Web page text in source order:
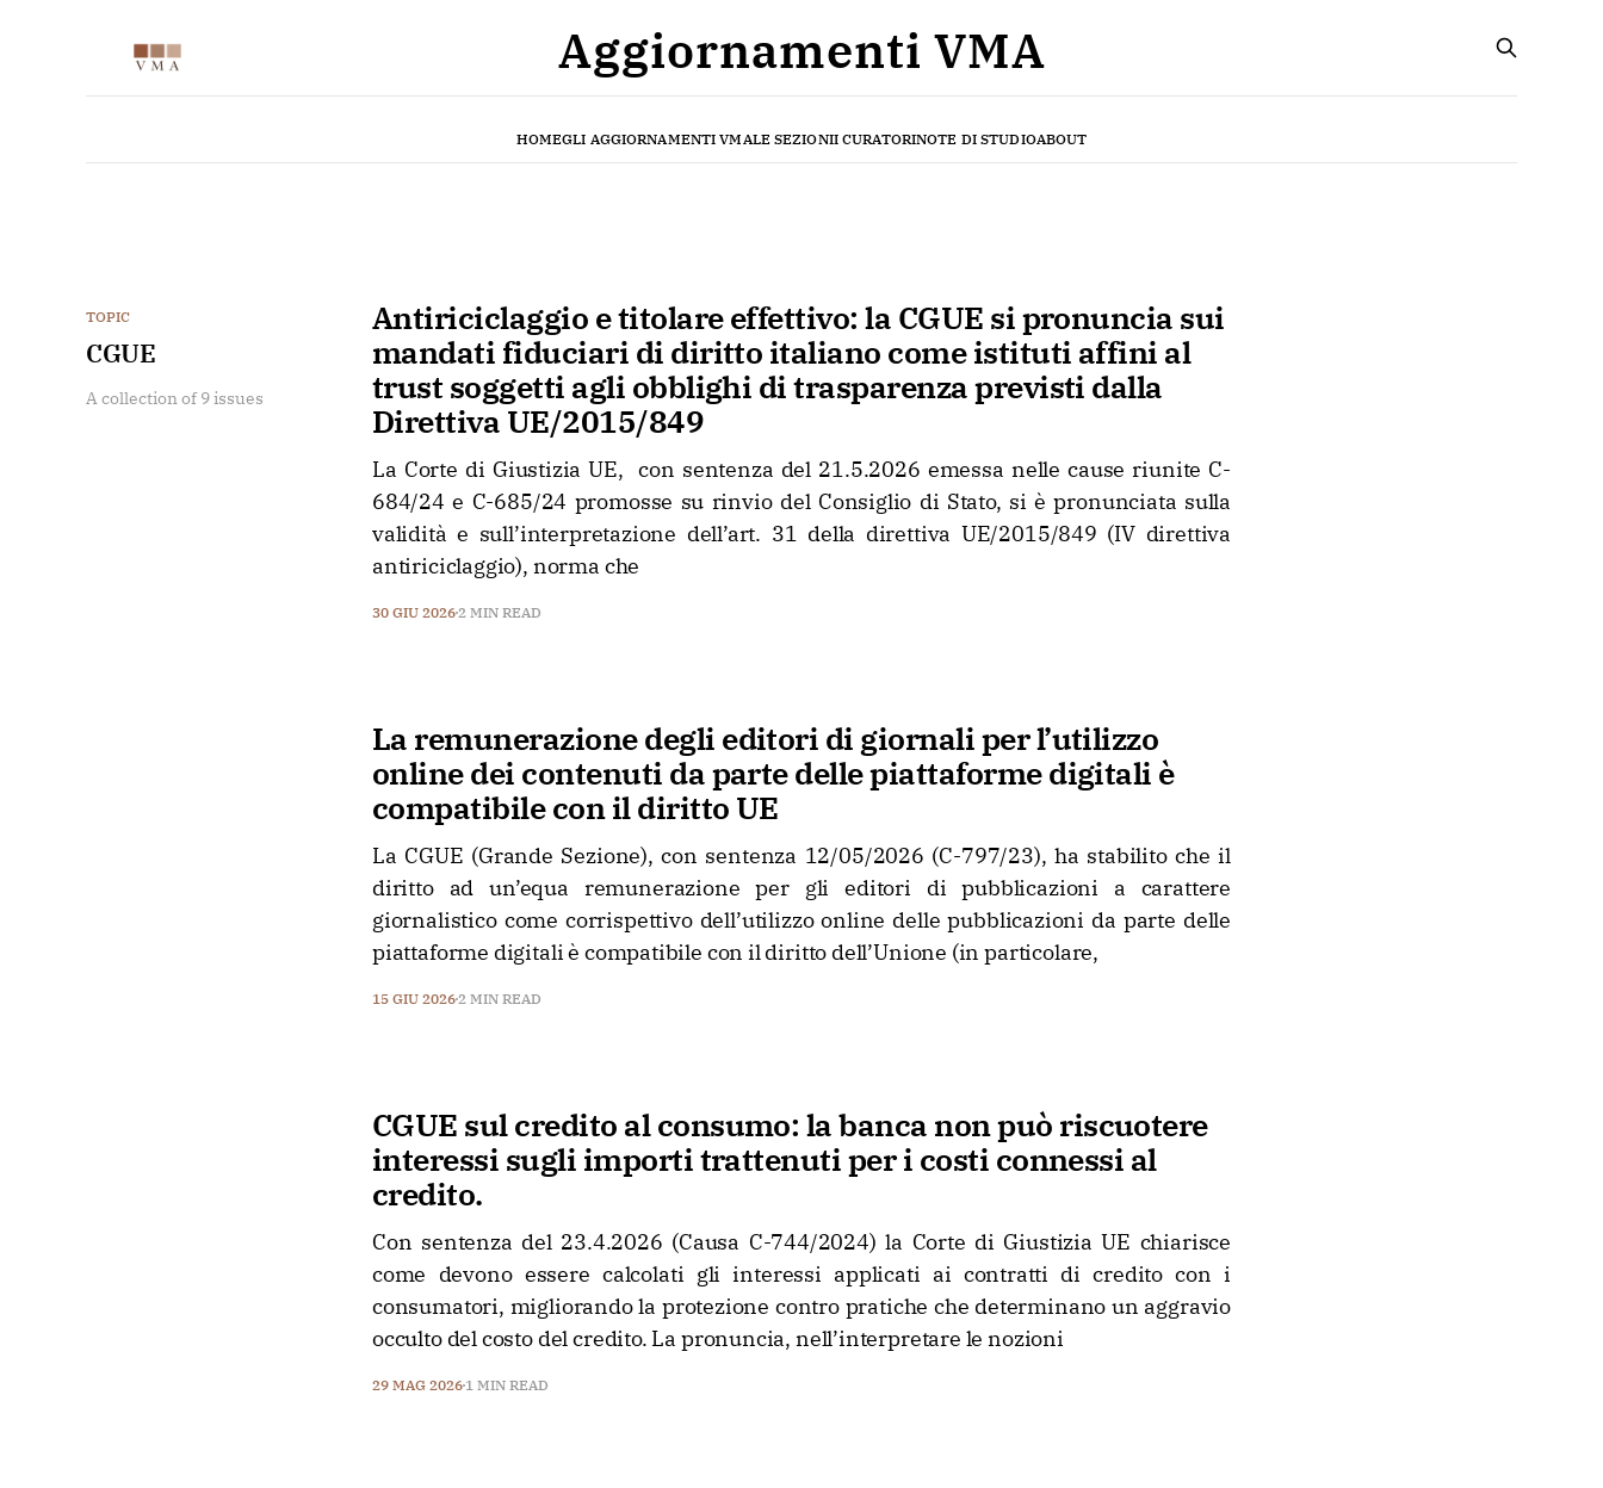
HOMEGLI AGGIORNAMENTI VMALE SEZIONII CURATORINOTE DI STUDIOABOUT
Aggiornamenti VMA
TOPIC
CGUE
A collection of 9 issues
Antiriciclaggio e titolare effettivo: la CGUE si pronuncia sui
mandati fiduciari di diritto italiano come istituti affini al
trust soggetti agli obblighi di trasparenza previsti dalla
Direttiva UE/2015/849
La Corte di Giustizia UE, con sentenza del 21.5.2026 emessa nelle cause riunite C-
684/24 e C-685/24 promosse su rinvio del Consiglio di Stato, si è pronunciata sulla
validità e sull’interpretazione dell’art. 31 della direttiva UE/2015/849 (IV direttiva
antiriciclaggio), norma che
30 GIU 2026 2 MIN READ
La remunerazione degli editori di giornali per l’utilizzo
online dei contenuti da parte delle piattaforme digitali è
compatibile con il diritto UE
La CGUE (Grande Sezione), con sentenza 12/05/2026 (C-797/23), ha stabilito che il
diritto ad un’equa remunerazione per gli editori di pubblicazioni a carattere
giornalistico come corrispettivo dell’utilizzo online delle pubblicazioni da parte delle
piattaforme digitali è compatibile con il diritto dell’Unione (in particolare,
15 GIU 2026 2 MIN READ
CGUE sul credito al consumo: la banca non può riscuotere
interessi sugli importi trattenuti per i costi connessi al
credito.
Con sentenza del 23.4.2026 (Causa C-744/2024) la Corte di Giustizia UE chiarisce
come devono essere calcolati gli interessi applicati ai contratti di credito con i
consumatori, migliorando la protezione contro pratiche che determinano un aggravio
occulto del costo del credito. La pronuncia, nell’interpretare le nozioni
29 MAG 2026 1 MIN READ